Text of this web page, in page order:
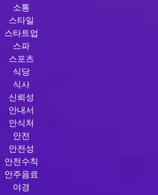
소통
스타일
스타트업
스파
스포츠
식당
식사
신뢰성
안내서
안식처
안전
안전성
안전수칙
안주음료
야경